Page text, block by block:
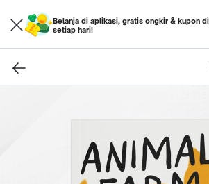
Belanja di aplikasi, gratis ongkir & kupon
setiap hari!